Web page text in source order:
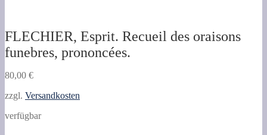
FLECHIER, Esprit. Recueil des oraisons
funebres, prononcées.
80,00 €
zzgl. Versandkosten
verfügbar